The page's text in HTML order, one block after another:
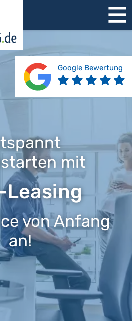
UNS
JOBS
mit
Leasing
von Anfang
an!
Google Bewertung